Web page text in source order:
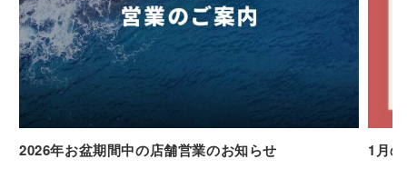
2026年お盆期間中の店舗営業のお知らせ 1月